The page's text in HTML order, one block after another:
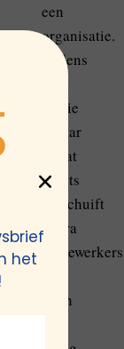
een
organisatie.
Tijdens
sessie
ervaar
ik dat
er iets
verschuift
zodra
medewerkers
open
het